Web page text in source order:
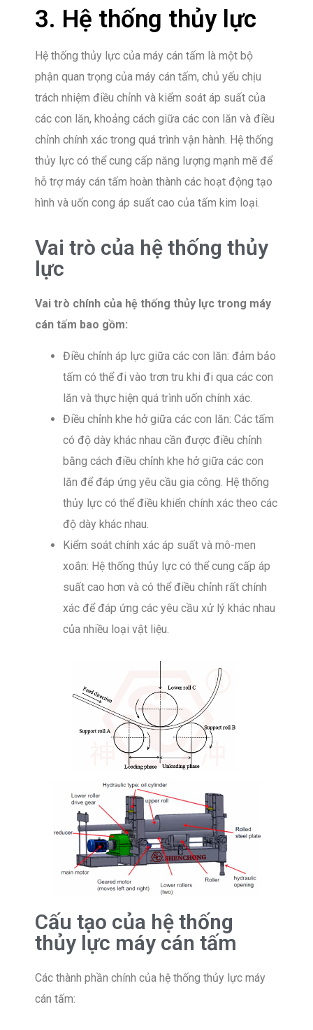
3. Hệ thống thủy lực
Hệ thống thủy lực của máy cán tấm là một bộ
phận quan trọng của máy cán tấm, chủ yếu chịu
trách nhiệm điều chỉnh và kiểm soát áp suất của
các con lăn, khoảng cách giữa các con lăn và điều
chỉnh chính xác trong quá trình vận hành. Hệ thống
thủy lực có thể cung cấp năng lượng mạnh mẽ để
hỗ trợ máy cán tấm hoàn thành các hoạt động tạo
hình và uốn cong áp suất cao của tấm kim loại.
Vai trò của hệ thống thủy
lực
Vai trò chính của hệ thống thủy lực trong máy
cán tấm bao gồm:
Điều chỉnh áp lực giữa các con lăn: đảm bảo
tấm có thể đi vào trơn tru khi đi qua các con
lăn và thực hiện quá trình uốn chính xác.
Điều chỉnh khe hở giữa các con lăn: Các tấm
có độ dày khác nhau cần được điều chỉnh
bằng cách điều chỉnh khe hở giữa các con
lăn để đáp ứng yêu cầu gia công. Hệ thống
thủy lực có thể điều khiển chính xác theo các
độ dày khác nhau.
Kiểm soát chính xác áp suất và mô-men
xoắn: Hệ thống thủy lực có thể cung cấp áp
suất cao hơn và có thể điều chỉnh rất chính
xác để đáp ứng các yêu cầu xử lý khác nhau
của nhiều loại vật liệu.
Cấu tạo của hệ thống
thủy lực máy cán tấm
Các thành phần chính của hệ thống thủy lực máy
cán tấm: